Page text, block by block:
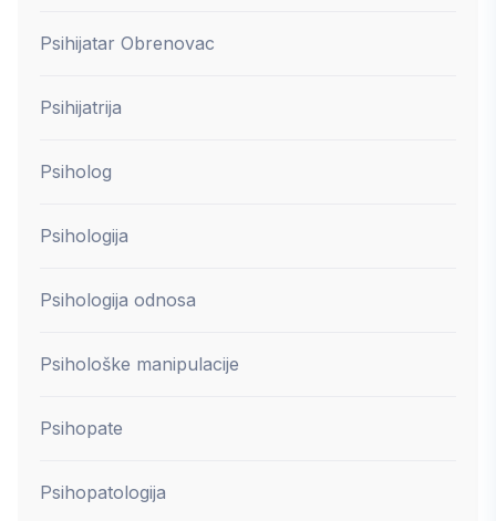
Psihijatar Obrenovac
Psihijatrija
Psiholog
Psihologija
Psihologija odnosa
Psihološke manipulacije
Psihopate
Psihopatologija